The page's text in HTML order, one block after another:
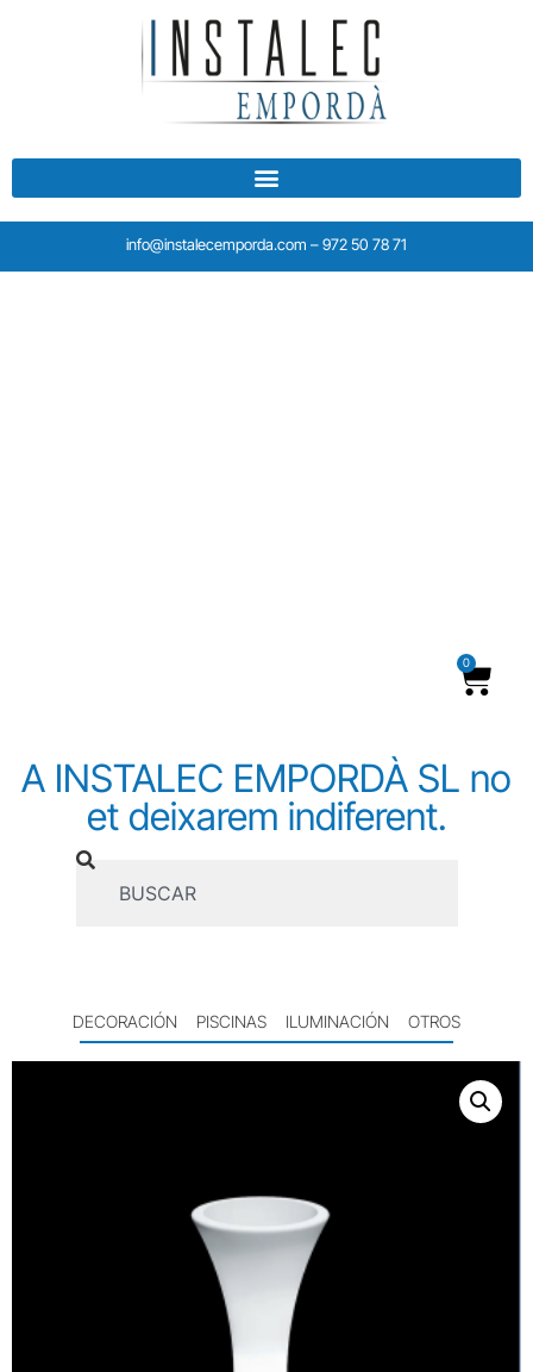
info@instalecemporda.com – 972 50 78 71
0
A INSTALEC EMPORDÀ SL no
et deixarem indiferent.
DECORACIÓN PISCINAS ILUMINACIÓN OTROS